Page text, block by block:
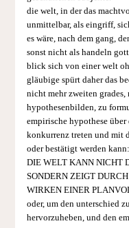
die welt, in der das
unmittelbar, als eingriff,
es wäre, nach dem gang,
sonst nicht als handeln
blick sich von einer welt
gläubige spürt daher das
nicht mehr zweiten grades,
hypothesenbilden, zu
empirische hypothese
konkurrenz treten und mit
oder bestätigt werden kann:
DIE WELT KANN NICHT
SONDERN ZEIGT
WIRKEN EINER
oder, um den unterschied
hervorzuheben, und den